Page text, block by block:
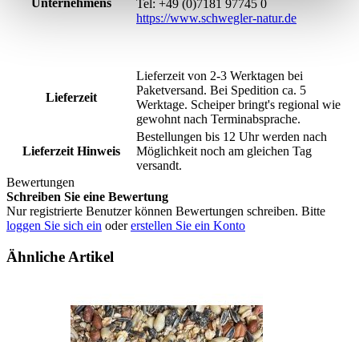
Unternehmens
Tel: +49 (0)7181 97745 0
https://www.schwegler-natur.de
Lieferzeit
Lieferzeit von 2-3 Werktagen bei
Paketversand. Bei Spedition ca. 5
Werktage. Scheiper bringt's regional wie
gewohnt nach Terminabsprache.
Lieferzeit Hinweis
Bestellungen bis 12 Uhr werden nach
Möglichkeit noch am gleichen Tag
versandt.
Bewertungen
Schreiben Sie eine Bewertung
Nur registrierte Benutzer können Bewertungen schreiben. Bitte
loggen Sie sich ein odererstellen Sie ein Konto
Ähnliche Artikel